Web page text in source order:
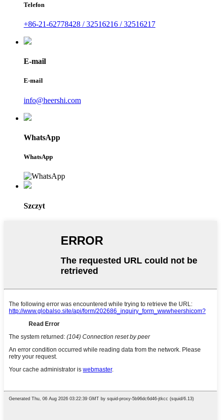
Telefon
+86-21-62778428 / 32516216 / 32516217
E-mail
E-mail
info@heershi.com
WhatsApp
WhatsApp
Szczyt